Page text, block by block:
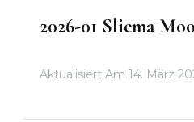
2026-01 Sliema
Aktualisiert Am 14. März